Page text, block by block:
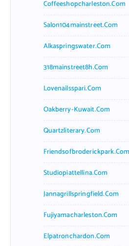
Coffeeshopcharleston.com
Salon104mainstreet.com
Alkaspringswater.com
318mainstreet8h.com
Lovenailsspari.com
Oakberry-Kuwait.com
Quartzliterary.com
Friendsofbroderickpark.com
Studiopiattellina.com
Jannagrillspringfield.com
Fujiyamacharleston.com
Elpatronchardon.com